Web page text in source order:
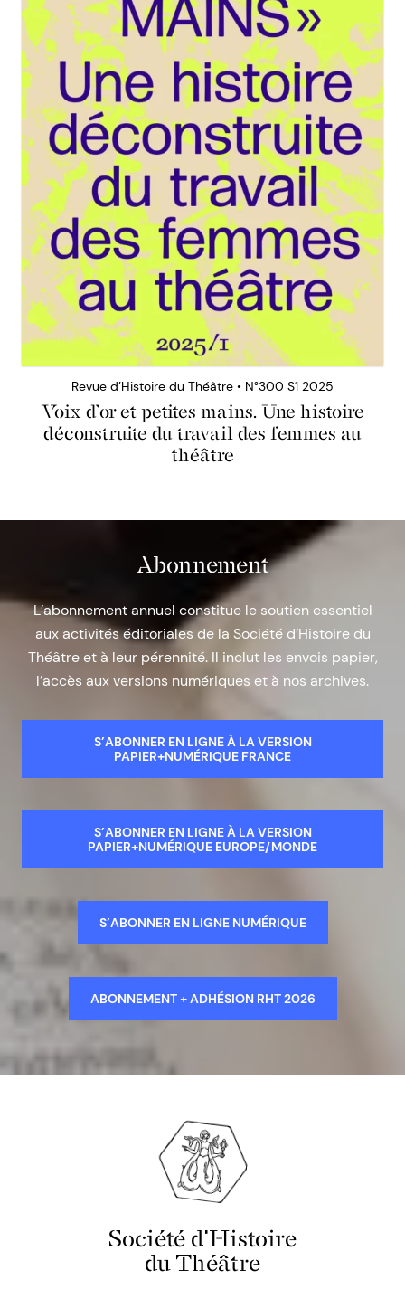
Revue d’Histoire du Théâtre • N°300 S1 2025
Voix d’or et petites mains. Une histoire
déconstruite du travail des femmes au
théâtre
Abonnement
L’abonnement annuel constitue le soutien essentiel
aux activités éditoriales de la Société d’Histoire du
Théâtre et à leur pérennité. Il inclut les envois papier,
l’accès aux versions numériques et à nos archives.
S’ABONNER EN LIGNE À LA VERSION
PAPIER+NUMÉRIQUE FRANCE
S’ABONNER EN LIGNE À LA VERSION
PAPIER+NUMÉRIQUE EUROPE/MONDE
S’ABONNER EN LIGNE NUMÉRIQUE
ABONNEMENT + ADHÉSION RHT 2026
Société d'Histoire
du Théâtre